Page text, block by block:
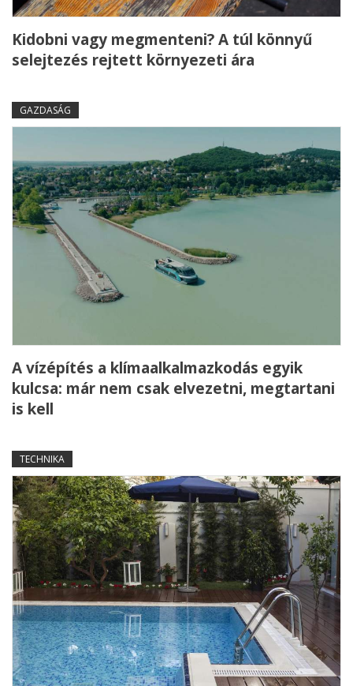
Kidobni vagy megmenteni? A túl könnyű
selejtezés rejtett környezeti ára
GAZDASÁG
A vízépítés a klímaalkalmazkodás egyik
kulcsa: már nem csak elvezetni, megtartani
is kell
TECHNIKA